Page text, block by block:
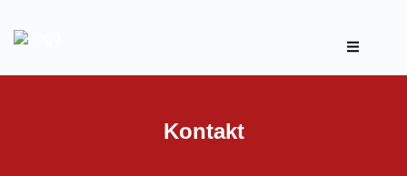
Kontakt